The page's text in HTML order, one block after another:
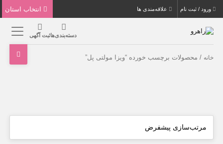
ورود / ثبت نام علاقه‌مندی ها
دسته‌بندی‌هاثبت آگهی
خانه / محصولات برچسب خورده “ویزا مولتی پل”